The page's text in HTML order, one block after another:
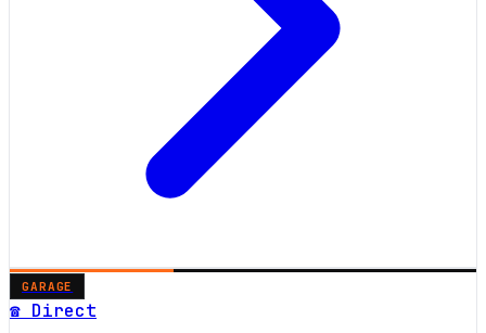
GARAGE
☎ Direct